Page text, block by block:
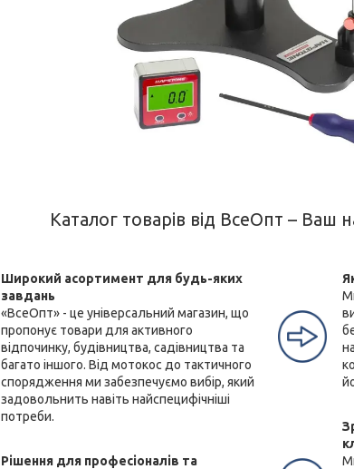
Каталог товарів від ВсеОпт – Ваш
Широкий асортимент для будь-яких
завдань
«ВсеОпт» - це універсальний магазин, що
пропонує товари для активного
відпочинку, будівництва, садівництва та
багато іншого. Від мотокос до тактичного
спорядження ми забезпечуємо вибір, який
задовольнить навіть найспецифічніші
потреби.
Рішення для професіоналів та